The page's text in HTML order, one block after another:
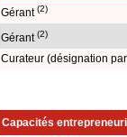
Gérant(2)
Gérant(2)
Curateur (désignation
Capacités